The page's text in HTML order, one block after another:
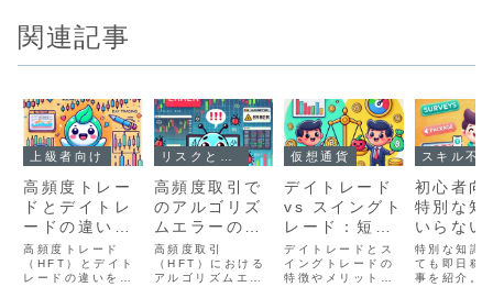
関連記事
上級者向け
高頻度トレー
ドとデイトレ
ードの違いを
理解しよう
高頻度トレード
（HFT）とデイト
レードの違いを徹
高頻度取引で
のアルゴリズ
ムエラーのリ
スクとその回
避方法
高頻度取引
（HFT）における
アルゴリズムエラ
仮想通貨
デイトレード
vs スイングト
レード：短期
仮想通貨トレ
ードの選び方
デイトレードとス
イングトレードの
特徴やメリット・
スキル不
初心者向
特別な知
いらない
稼げる仕
特別な知識
ても即日稼
事を紹介。